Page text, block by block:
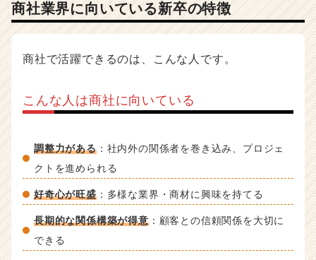
商社業界に向いている新卒の特徴
商社で活躍できるのは、こんな人です。
こんな人は商社に向いている
調整力がある：社内外の関係者を巻き込み、プロジェ
クトを進められる
好奇心が旺盛：多様な業界・商材に興味を持てる
長期的な関係構築が得意：顧客との信頼関係を大切に
できる